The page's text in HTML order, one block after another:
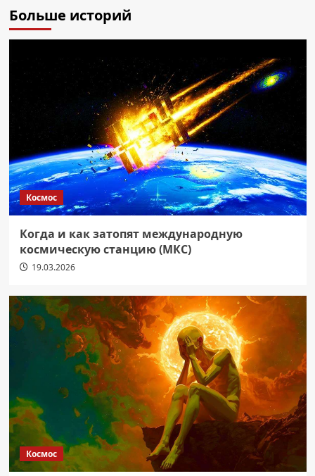
Больше историй
Космос
Когда и как затопят международную
космическую станцию (МКС)
19.03.2026
Космос